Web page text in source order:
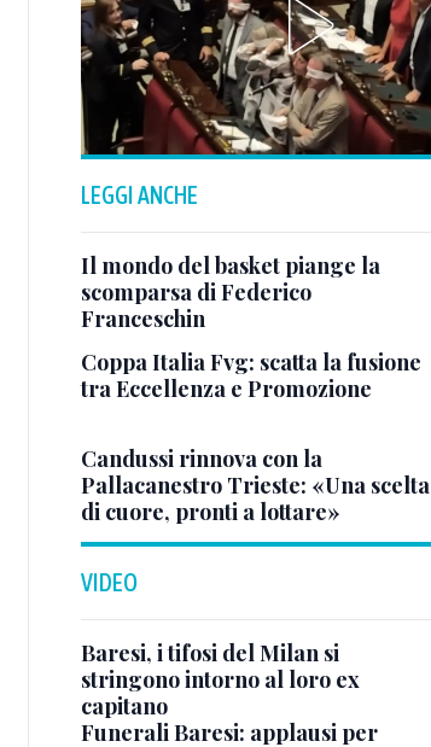
LEGGI ANCHE
Il mondo del basket piange la
scomparsa di Federico
Franceschin
Coppa Italia Fvg: scatta la fusione
tra Eccellenza e Promozione
Candussi rinnova con la
Pallacanestro Trieste: «Una scelta
di cuore, pronti a lottare»
VIDEO
Baresi, i tifosi del Milan si
stringono intorno al loro ex
capitano
Funerali Baresi: applausi per